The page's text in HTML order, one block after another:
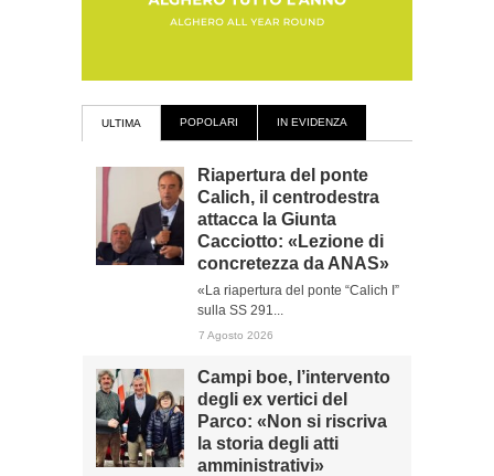
ULTIMA POPOLARI IN EVIDENZA
Riapertura del ponte
Calich, il centrodestra
attacca la Giunta
Cacciotto: «Lezione di
concretezza da ANAS»
«La riapertura del ponte “Calich I”
sulla SS 291...
7 Agosto 2026
Campi boe, l’intervento
degli ex vertici del
Parco: «Non si riscriva
la storia degli atti
amministrativi»